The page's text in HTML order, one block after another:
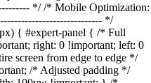
*/ /* Mobile Optimization:
*/
{ #expert-panel { /* Full
right: 0 !important; left: 0
screen from edge to edge */
/* Adjusted padding */